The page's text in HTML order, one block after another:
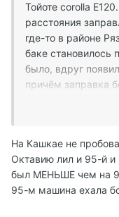
Тойоте corolla
расстояния
где-то в районе
баке становилось
было, вдруг
причём заправка
моему литров 15
топлива
удивлён. После
92 правда на
Тойоте порядка
На Кашкае не
Октавию лил и 95-й и
был МЕНЬШЕ чем на
95-м машина ехала